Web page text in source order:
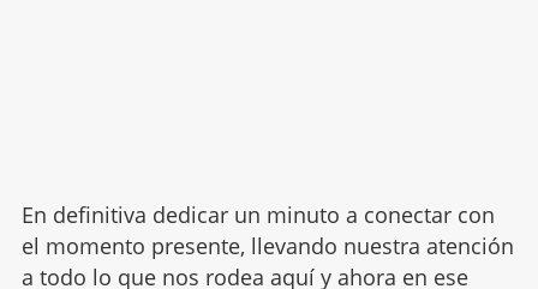
En definitiva dedicar un minuto a conectar con
el momento presente, llevando nuestra atención
a todo lo que nos rodea aquí y ahora en ese